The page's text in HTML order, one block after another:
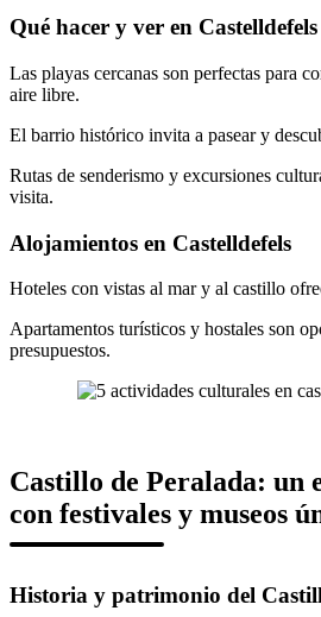
Qué hacer y ver en
Las playas cercanas son perfectas para
aire libre.
El barrio histórico invita a pasear y
Rutas de senderismo y excursiones
visita.
Alojamientos en Castelldefels
Hoteles con vistas al mar y al castillo
Apartamentos turísticos y hostales son
presupuestos.
Castillo de Peralada: un
con festivales y museos
Historia y patrimonio del